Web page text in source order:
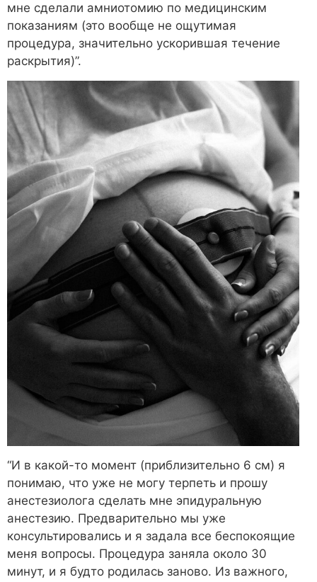
мне сделали амниотомию по медицинским
показаниям (это вообще не ощутимая
процедура, значительно ускорившая течение
раскрытия)”.
“И в какой-то момент (приблизительно 6 см) я
понимаю, что уже не могу терпеть и прошу
анестезиолога сделать мне эпидуральную
анестезию. Предварительно мы уже
консультировались и я задала все беспокоящие
меня вопросы. Процедура заняла около 30
минут, и я будто родилась заново. Из важного,